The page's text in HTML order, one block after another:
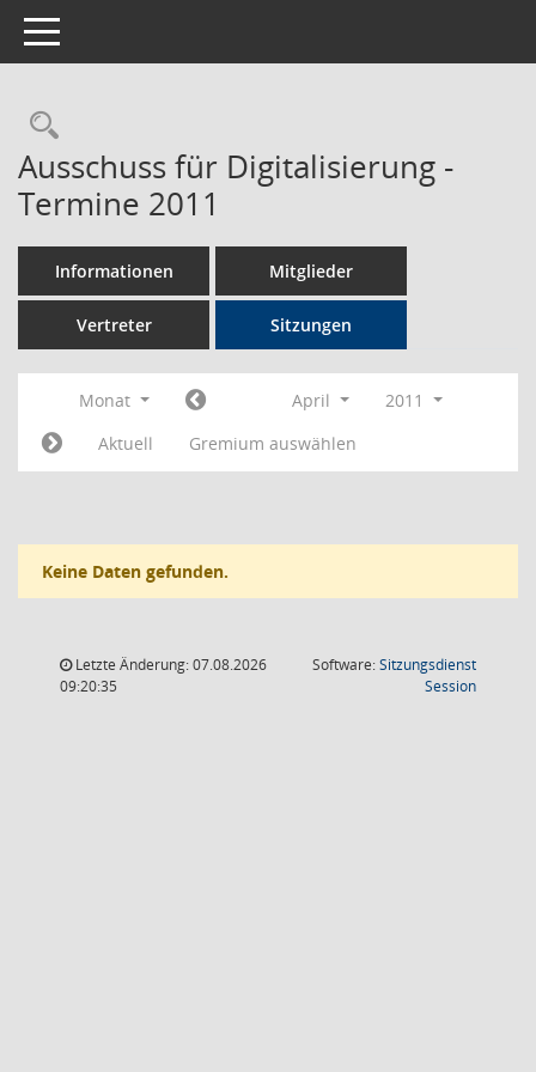
Toggle navigation
Rechercheauswahl
Ausschuss für Digitalisierung -
Termine 2011
Informationen Mitglieder
Vertreter Sitzungen
Monat April
2011
Aktuell
Gremium auswählen
Keine Daten gefunden.
Letzte Änderung: 07.08.2026
09:20:35
Software:Sitzungsdienst
Session(Wird in